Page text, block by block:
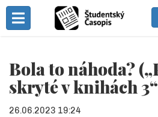
Toggle Menu
Bola to náhoda?
skryté v knihách
26.06.2023 19:24